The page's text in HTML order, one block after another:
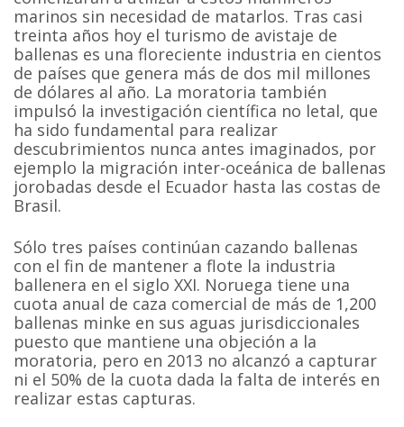
marinos sin necesidad de matarlos. Tras casi
treinta años hoy el turismo de avistaje de
ballenas es una floreciente industria en cientos
de países que genera más de dos mil millones
de dólares al año. La moratoria también
impulsó la investigación científica no letal, que
ha sido fundamental para realizar
descubrimientos nunca antes imaginados, por
ejemplo la migración inter-oceánica de ballenas
jorobadas desde el Ecuador hasta las costas de
Brasil.
Sólo tres países continúan cazando ballenas
con el fin de mantener a flote la industria
ballenera en el siglo XXI. Noruega tiene una
cuota anual de caza comercial de más de 1,200
ballenas minke en sus aguas jurisdiccionales
puesto que mantiene una objeción a la
moratoria, pero en 2013 no alcanzó a capturar
ni el 50% de la cuota dada la falta de interés en
realizar estas capturas.